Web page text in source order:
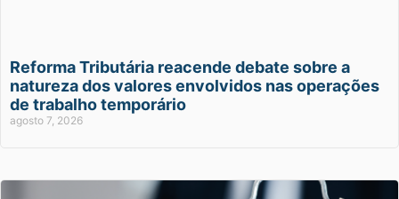
Reforma Tributária reacende debate sobre a
natureza dos valores envolvidos nas operações
de trabalho temporário
agosto 7, 2026